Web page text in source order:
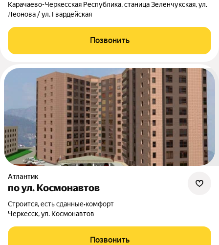
Карачаево-Черкесская Республика, станица Зеленчукская, ул.
Леонова / ул. Гвардейская
Позвонить
Атлантик
по ул. Космонавтов
Строится, есть сданные•комфорт
Черкесск, ул. Космонавтов
Позвонить